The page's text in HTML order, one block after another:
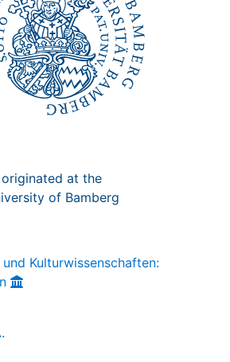
originated at the
of Bamberg
Kulturwissenschaften: